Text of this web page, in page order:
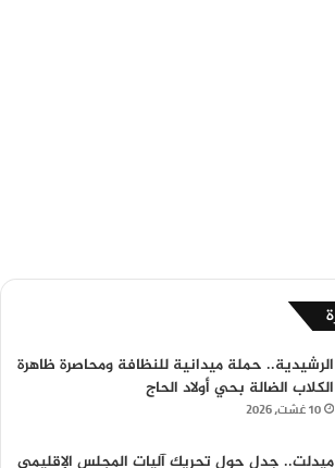
الرشيدية.. حملة ميدانية للنظافة ومحاصرة ظاهرة
الكلاب الضالة بحي أولاد الحاج
10 غشت، 2026
ميدلت.. جدل حول تحريك آليات المجلس الإقليمي